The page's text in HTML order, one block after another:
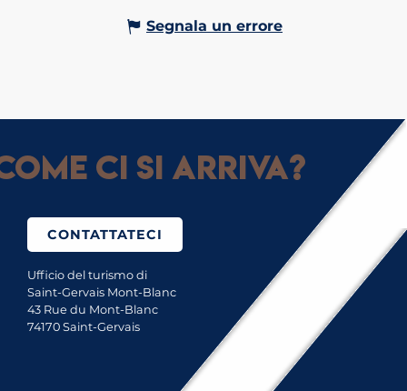
Segnala un errore
ci si arriva?
CONTATTATECI
Ufficio del turismo di
Saint-Gervais Mont-Blanc
43 Rue du Mont-Blanc
74170 Saint-Gervais